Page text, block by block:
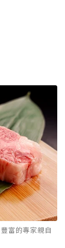
富的專家親自